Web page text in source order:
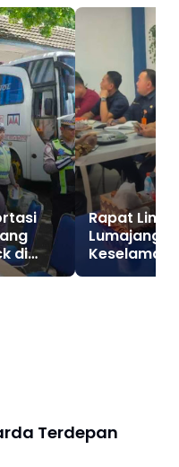
di
Rapat
Lumajang
Jelang Idul
Terdepan